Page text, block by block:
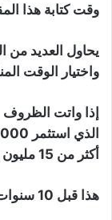
وقت كتابة هذا
يحاول العديد من
واختيار الوقت
إذا واتت
أكثر من 15 مليون دولار اليوم، على افتراض أنه لم يبع.
هذا قبل 10 سنوات.